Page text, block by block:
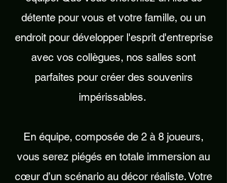
détente pour vous et votre famille, ou un
endroit pour développer l'esprit d'entreprise
avec vos collègues, nos salles sont
parfaites pour créer des souvenirs
impérissables.
En équipe, composée de 2 à 8 joueurs,
vous serez piégés en totale immersion au
cœur d’un scénario au décor réaliste. Votre